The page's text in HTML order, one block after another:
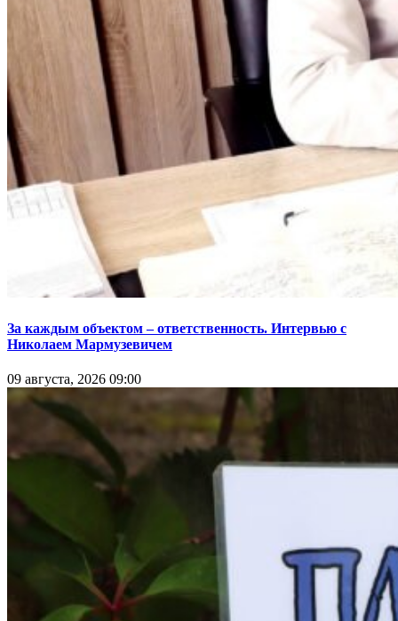
За каждым объектом – ответственность. Интервью с
Николаем Мармузевичем
09 августа, 2026 09:00